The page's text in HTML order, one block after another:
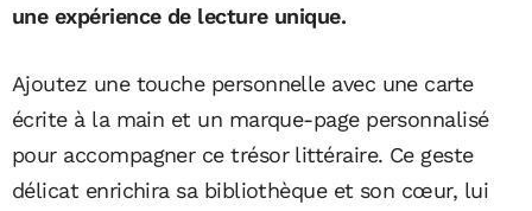
une expérience de lecture unique.
Ajoutez une touche personnelle avec une carte
écrite à la main et un marque-page personnalisé
pour accompagner ce trésor littéraire. Ce geste
délicat enrichira sa bibliothèque et son cœur, lui